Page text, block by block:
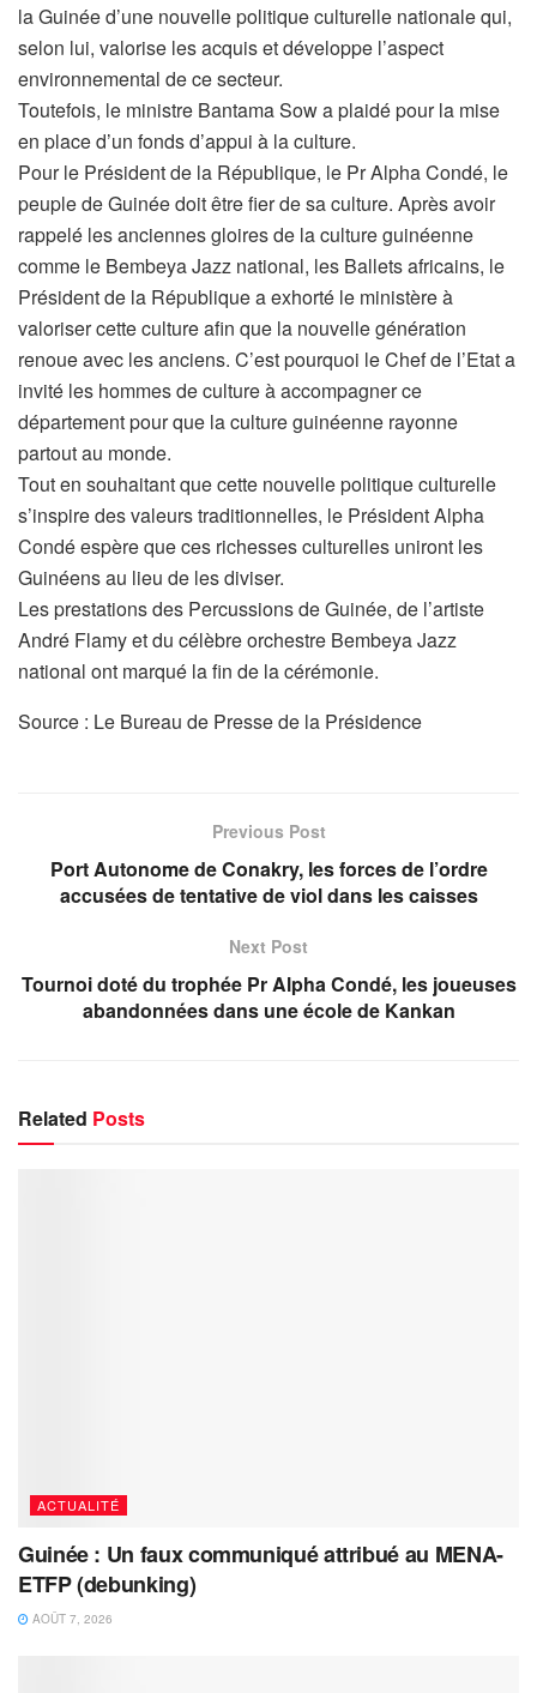
la Guinée d’une nouvelle politique culturelle nationale qui,
selon lui, valorise les acquis et développe l’aspect
environnemental de ce secteur.
Toutefois, le ministre Bantama Sow a plaidé pour la mise
en place d’un fonds d’appui à la culture.
Pour le Président de la République, le Pr Alpha Condé, le
peuple de Guinée doit être fier de sa culture. Après avoir
rappelé les anciennes gloires de la culture guinéenne
comme le Bembeya Jazz national, les Ballets africains, le
Président de la République a exhorté le ministère à
valoriser cette culture afin que la nouvelle génération
renoue avec les anciens. C’est pourquoi le Chef de l’Etat a
invité les hommes de culture à accompagner ce
département pour que la culture guinéenne rayonne
partout au monde.
Tout en souhaitant que cette nouvelle politique culturelle
s’inspire des valeurs traditionnelles, le Président Alpha
Condé espère que ces richesses culturelles uniront les
Guinéens au lieu de les diviser.
Les prestations des Percussions de Guinée, de l’artiste
André Flamy et du célèbre orchestre Bembeya Jazz
national ont marqué la fin de la cérémonie.
Source : Le Bureau de Presse de la Présidence
Previous Post
Port Autonome de Conakry, les forces de l’ordre
accusées de tentative de viol dans les caisses
Next Post
Tournoi doté du trophée Pr Alpha Condé, les joueuses
abandonnées dans une école de Kankan
Related Posts
ACTUALITÉ
Guinée : Un faux communiqué attribué au MENA-
ETFP (debunking)
AOÛT 7, 2026